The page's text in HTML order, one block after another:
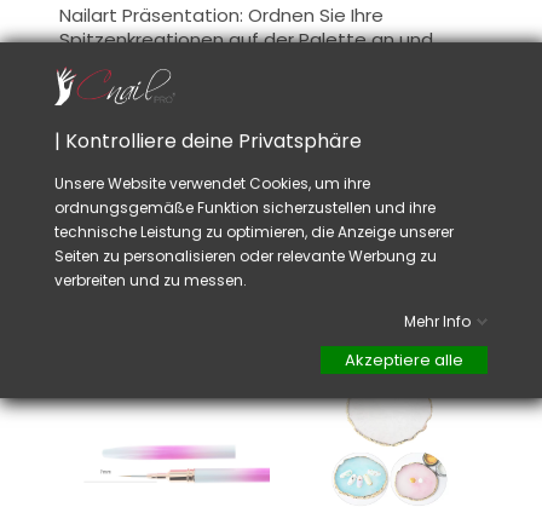
Nailart Präsentation: Ordnen Sie Ihre
Spitzenkreationen auf der Palette an und
machen Sie ein Foto davon.
Rat:
Regelmäßige Reinigung: Reinigen Sie die
Palette nach jedem Gebrauch gründlich, um
die Bildung von Produktrückständen zu
verhindern. Eine schnelle Reinigung mit einem
in Gelreiniger getränkten Wattepad reicht aus.
| Kontrolliere deine Privatsphäre
Unsere Website verwendet Cookies, um ihre
ordnungsgemäße Funktion sicherzustellen und ihre
technische Leistung zu optimieren, die Anzeige unserer
Seiten zu personalisieren oder relevante Werbung zu
verbreiten und zu messen.
Mehr Info
Akzeptiere alle